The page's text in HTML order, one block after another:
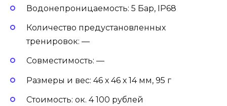
Водонепроницаемость: 5 Бар, IP68
Количество предустановленных
тренировок: —
Совместимость: —
Размеры и вес: 46 х 46 х 14 мм, 95 г
Стоимость: ок. 4 100 рублей